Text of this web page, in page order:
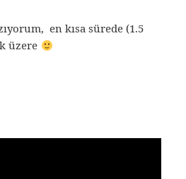
en kısa sürede (1.5
üzere